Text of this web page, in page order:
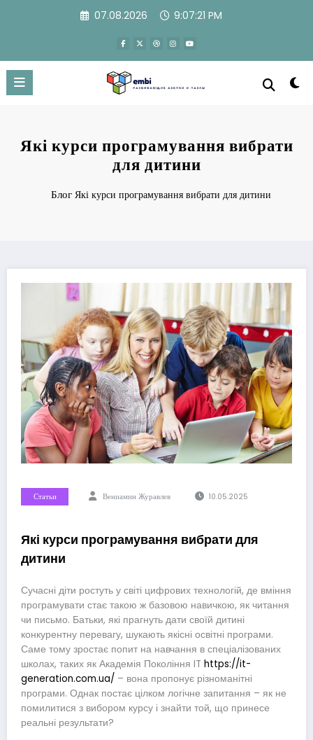
07.08.2026 9:07:22 PM
Які курси програмування вибрати
для дитини
Блог Які курси програмування вибрати для дитини
Статьи Вениамин Журавлев 10.05.2025
Які курси програмування вибрати для
дитини
Сучасні діти ростуть у світі цифрових технологій, де вміння
програмувати стає такою ж базовою навичкою, як читання
чи письмо. Батьки, які прагнуть дати своїй дитині
конкурентну перевагу, шукають якісні освітні програми.
Саме тому зростає попит на навчання в спеціалізованих
школах, таких як Академія Покоління IT https://it-
generation.com.ua/ – вона пропонує різноманітні
програми. Однак постає цілком логічне запитання – як не
помилитися з вибором курсу і знайти той, що принесе
реальні результати?